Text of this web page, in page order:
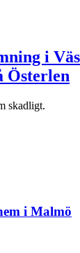
i
Österlen
skadligt.
i Malmö